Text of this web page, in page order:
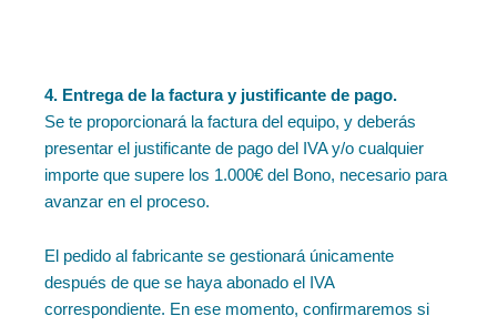
4. Entrega de la factura y justificante de pago.
Se te proporcionará la factura del equipo, y deberás
presentar el justificante de pago del IVA y/o cualquier
importe que supere los 1.000€ del Bono, necesario para
avanzar en el proceso.
El pedido al fabricante se gestionará únicamente
después de que se haya abonado el IVA
correspondiente. En ese momento, confirmaremos si